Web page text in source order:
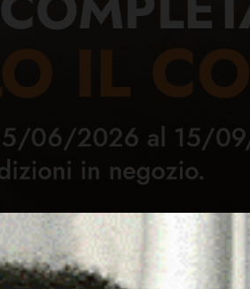
Sport Cultura Rubriche